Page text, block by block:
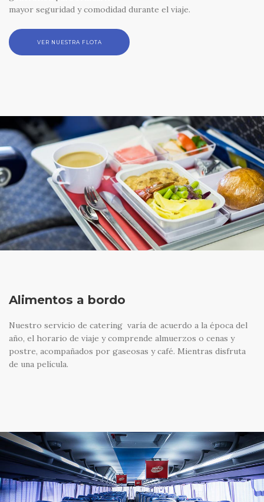
mayor seguridad y comodidad durante el viaje.
VER NUESTRA FLOTA
Alimentos a bordo
Nuestro servicio de catering varía de acuerdo a la época del
año, el horario de viaje y comprende almuerzos o cenas y
postre, acompañados por gaseosas y café. Mientras disfruta
de una película.